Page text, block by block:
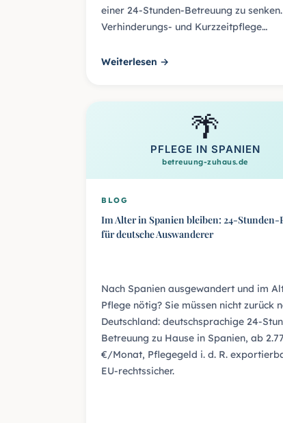
einer 24-Stunden-Betreuung zu senken.
Verhinderungs- und Kurzzeitpflege…
Weiterlesen →
🌴
PFLEGE IN SPANIEN
betreuung-zuhaus.de
BLOG
Im Alter in Spanien bleiben: 24-Stunden-
für deutsche Auswanderer
Nach Spanien ausgewandert und im
Pflege nötig? Sie müssen nicht zurück
Deutschland: deutschsprachige 24-
Betreuung zu Hause in Spanien, ab
€/Monat, Pflegegeld i. d. R.
EU-rechtssicher.